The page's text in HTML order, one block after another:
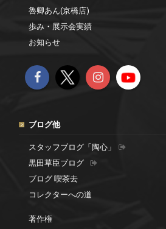
魯卿あん(京橋店)
歩み・展示会実績
お知らせ
ブログ他
スタッフブログ「陶心」
黒田草臣ブログ
ブログ 喫茶去
コレクターへの道
著作権